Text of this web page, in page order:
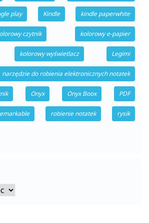
play Kindle kindle paperwhite
czytnik kolorowy e-papier
kolorowy wyświetlacz Legimi
narzędzie do robienia elektronicznych notatek
Onyx Onyx Boox PDF
robienie notatek rysik